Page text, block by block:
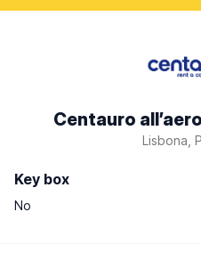
Centauro
Lisbona,
Key box
No